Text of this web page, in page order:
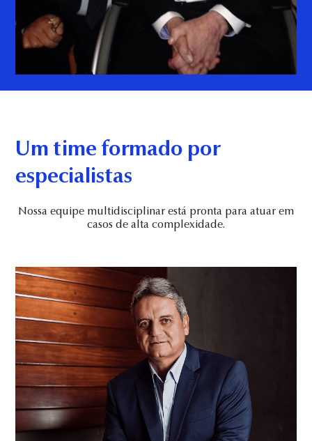
Um time formado por
especialistas
Nossa equipe multidisciplinar está pronta para atuar em
casos de alta complexidade.